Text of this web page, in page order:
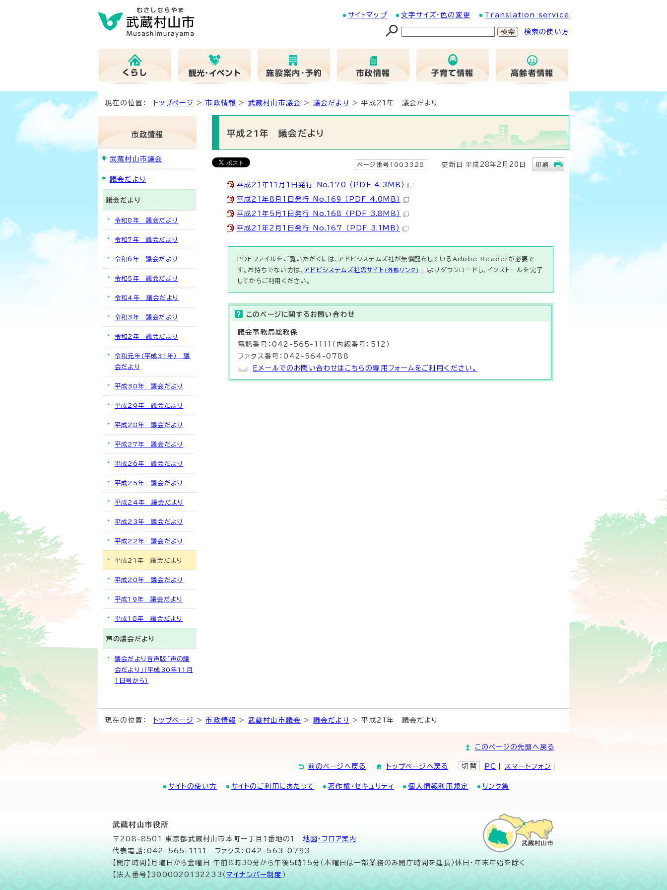
サイトマップ 文字サイズ・色の変更 Translation service
検索の使い方
現在の位置： トップページ >市政情報 > 武蔵村山市議会 > 議会だより > 平成21年 議会だより
平成21年 議会だより
ページ番号1003328 更新日 平成28年2月20日 印刷
平成21年11月1日発行 No.170 （PDF 4.3MB）
平成21年8月1日発行 No.169 （PDF 4.0MB）
平成21年5月1日発行 No.168 （PDF 3.8MB）
平成21年2月1日発行 No.167 （PDF 3.1MB）
PDFファイルをご覧いただくには、アドビシステムズ社が無償配布しているAdobe Readerが必要で
す。お持ちでない方は、アドビシステムズ社のサイト （外部リンク）
よりダウンロードし、インストールを完了
してからご利用ください。
このページに関する お問い合わせ
議会事務局総務係
電話番号：042-565-1111（内線番号：512）
ファクス番号：042-564-0788
Eメールでのお問い合わせはこちらの専用フォームをご利用ください。
市政情報
武蔵村山市議会
議会だより
議会だより
令和8年 議会だより
令和7年 議会だより
令和6年 議会だより
令和5年 議会だより
令和4年 議会だより
令和3年 議会だより
令和2年 議会だより
令和元年（平成31年） 議
会だより
平成30年 議会だより
平成29年 議会だより
平成28年 議会だより
平成27年 議会だより
平成26年 議会だより
平成25年 議会だより
平成24年 議会だより
平成23年 議会だより
平成22年 議会だより
平成21年 議会だより
平成20年 議会だより
平成19年 議会だより
平成18年 議会だより
声の議会だより
議会だより音声版「声の議
会だより」（平成30年11月
1日号から）
現在の位置： トップページ >市政情報 > 武蔵村山市議会 > 議会だより > 平成21年 議会だより
このページの先頭へ戻る
前のページへ戻る トップページへ戻る 切替 PC スマートフォン
サイトの使い方 サイトのご利用にあたって 著作権・セキュリティ 個人情報利用規定 リンク集
武蔵村山市役所
〒208-8501 東京都武蔵村山市本町一丁目1番地の1 地図･フロア案内
代表電話：042-565-1111 ファクス：042-563-0793
【開庁時間】月曜日から金曜日 午前8時30分から午後5時15分（木曜日は一部業務のみ開庁時間を延長）休日・年末年始を除く
【法人番号】3000020132233（ マイナンバー制度 ）